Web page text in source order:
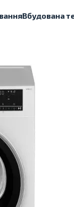
Вбудована